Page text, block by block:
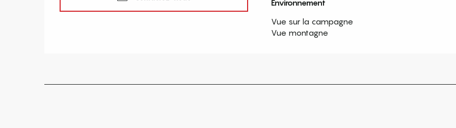
Environnement
Environnement
Vue sur la campagne
Vue montagne